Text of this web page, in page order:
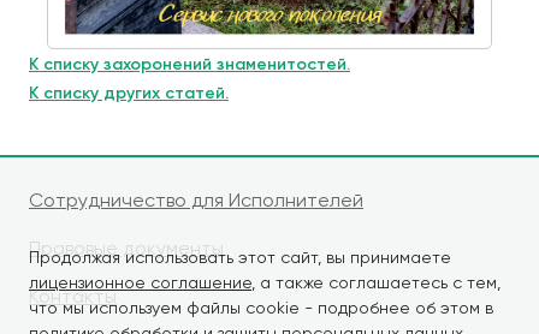
Продолжая использовать этот сайт, вы принимаете
лицензионное соглашение , а также соглашаетесь с тем,
что мы используем файлы cookie - подробнее об этом в
К списку захоронений знаменитостей.
К списку других статей.
Сотрудничество для Исполнителей
Правовые документы
Контакты